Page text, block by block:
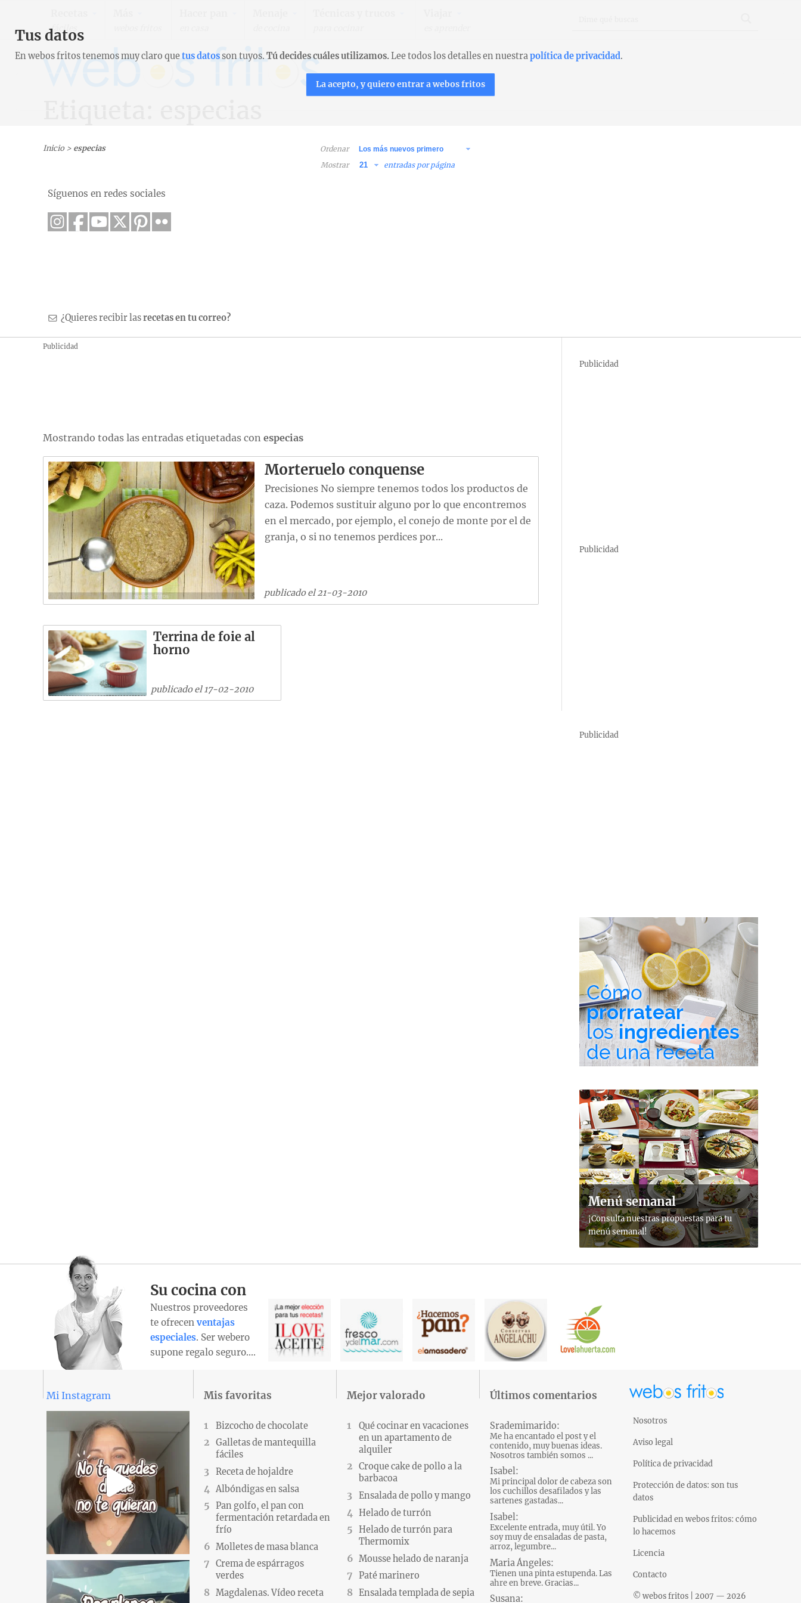
fáciles
Inicio> especias
Ordenar
Mostrar
entradas por página
Síguenos en redes sociales
¿Quieres recibir lasrecetas en tu correo?
Publicidad
Mostrando todas las entradas etiquetadas con especias
Morteruelo conquense
Precisiones No siempre tenemos todos los productos de
caza. Podemos sustituir alguno por lo que encontremos
en el mercado, por ejemplo, el conejo de monte por el de
granja, o si no tenemos perdices por...
publicado el 21-03-2010
Terrina de foie al
horno
publicado el 17-02-2010
Publicidad
Publicidad
Publicidad
Menú semanal
¡Consulta nuestras propuestas para tu
menú semanal!
Su cocina con
Nuestros proveedores
te ofrecen ventajas
especiales. Ser webero
supone regalo seguro….
Mi Instagram Mis favoritas
Bizcocho de chocolate
Galletas de mantequilla
fáciles
Receta de hojaldre
Albóndigas en salsa
Pan golfo, el pan con
fermentación retardada en
frío
Molletes de masa blanca
Crema de espárragos
verdes
Magdalenas. Vídeo receta
Mejor valorado
Qué cocinar en vacaciones
en un apartamento de
alquiler
Croque cake de pollo a la
barbacoa
Ensalada de pollo y mango
Helado de turrón
Helado de turrón para
Thermomix
Mousse helado de naranja
Paté marinero
Ensalada templada de sepia
Últimos comentarios
Srademimarido:
Me ha encantado el post y el
contenido, muy buenas ideas.
Nosotros también somos ...
Isabel:
Mi principal dolor de cabeza son
los cuchillos desafilados y las
sartenes gastadas...
Isabel:
Excelente entrada, muy útil. Yo
soy muy de ensaladas de pasta,
arroz, legumbre...
Maria Ángeles:
Tienen una pinta estupenda. Las
ahre en breve. Gracias...
Susana:
Nosotros
Aviso legal
Política de privacidad
Protección de datos: son tus
datos
Publicidad en webos fritos: cómo
lo hacemos
Licencia
Contacto
© webos fritos | 2007 — 2026
Tus datos
En webos fritos tenemos muy claro quetus datosson tuyos. Tú decides cuáles utilizamos.Lee todos los detalles en nuestrapolítica de privacidad.
La acepto, y quiero entrar a webos fritos